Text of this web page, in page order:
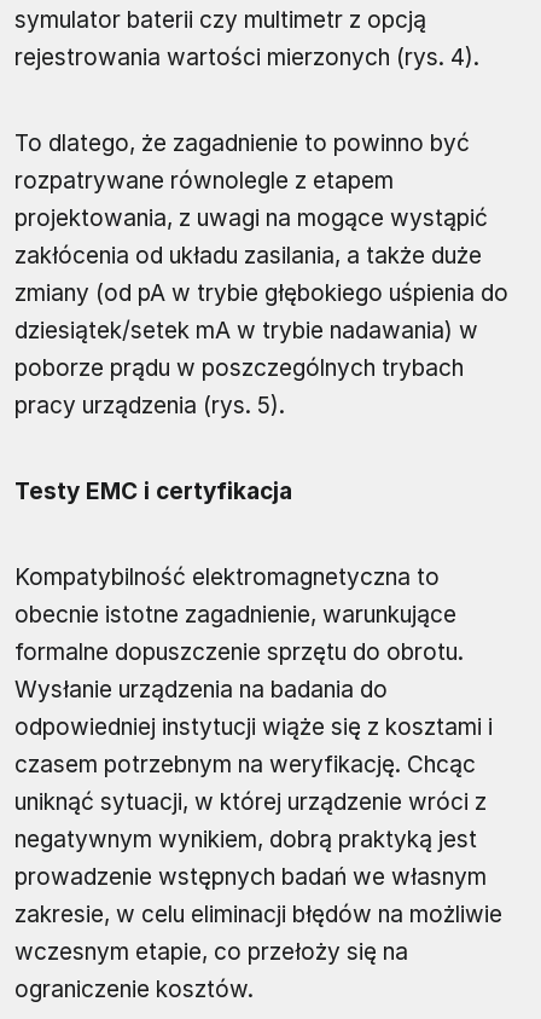
symulator baterii czy multimetr z opcją
rejestrowania wartości mierzonych (rys. 4).
To dlatego, że zagadnienie to powinno być
rozpatrywane równolegle z etapem
projektowania, z uwagi na mogące wystąpić
zakłócenia od układu zasilania, a także duże
zmiany (od pA w trybie głębokiego uśpienia do
dziesiątek/setek mA w trybie nadawania) w
poborze prądu w poszczególnych trybach
pracy urządzenia (rys. 5).
Testy EMC i certyfikacja
Kompatybilność elektromagnetyczna to
obecnie istotne zagadnienie, warunkujące
formalne dopuszczenie sprzętu do obrotu.
Wysłanie urządzenia na badania do
odpowiedniej instytucji wiąże się z kosztami i
czasem potrzebnym na weryfikację. Chcąc
uniknąć sytuacji, w której urządzenie wróci z
negatywnym wynikiem, dobrą praktyką jest
prowadzenie wstępnych badań we własnym
zakresie, w celu eliminacji błędów na możliwie
wczesnym etapie, co przełoży się na
ograniczenie kosztów.